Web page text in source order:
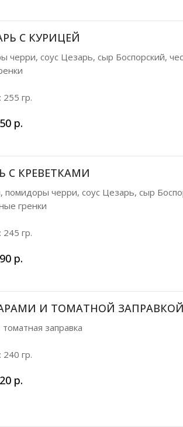
С КУРИЦЕЙ
черри, соус Цезарь, сыр Боспорский,
255 гр.
р.
С КРЕВЕТКАМИ
помидоры черри, соус Цезарь, сыр
гренки
245 гр.
р.
И ТОМАТНОЙ ЗАПРАВКОЙ
заправка
240 гр.
р.